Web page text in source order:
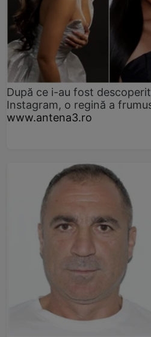
După ce i-au fost
Instagram, o regină a
www.antena3.ro